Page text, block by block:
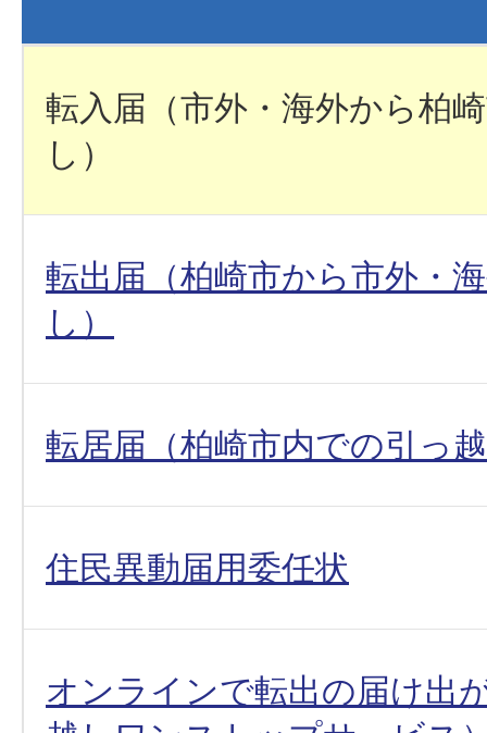
転入届（市外・海外から柏
し）
転出届（柏崎市から市外・
し）
転居届（柏崎市内での引っ
住民異動届用委任状
オンラインで転出の届け出